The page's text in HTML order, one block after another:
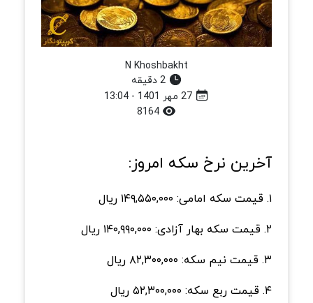
N Khoshbakht
2 دقیقه
آخرین نرخ سکه امروز:
۱. قیمت سکه امامی: ۱۴۹,۵۵۰,۰۰۰ ریال
۲. قیمت سکه بهار آزادی: ۱۴۰,۹۹۰,۰۰۰ ریال
۳. قیمت نیم سکه: ۸۲,۳۰۰,۰۰۰ ریال
۴. قیمت ربع سکه: ۵۲,۳۰۰,۰۰۰ ریال